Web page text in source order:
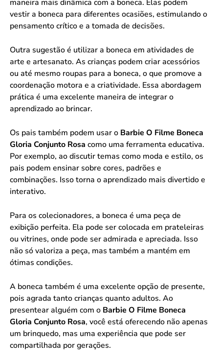
maneira mais dinâmica com a boneca. Elas podem
vestir a boneca para diferentes ocasiões, estimulando o
pensamento crítico e a tomada de decisões.
Outra sugestão é utilizar a boneca em atividades de
arte e artesanato. As crianças podem criar acessórios
ou até mesmo roupas para a boneca, o que promove a
coordenação motora e a criatividade. Essa abordagem
prática é uma excelente maneira de integrar o
aprendizado ao brincar.
Os pais também podem usar o Barbie O Filme Boneca
Gloria Conjunto Rosa como uma ferramenta educativa.
Por exemplo, ao discutir temas como moda e estilo, os
pais podem ensinar sobre cores, padrões e
combinações. Isso torna o aprendizado mais divertido e
interativo.
Para os colecionadores, a boneca é uma peça de
exibição perfeita. Ela pode ser colocada em prateleiras
ou vitrines, onde pode ser admirada e apreciada. Isso
não só valoriza a peça, mas também a mantém em
ótimas condições.
A boneca também é uma excelente opção de presente,
pois agrada tanto crianças quanto adultos. Ao
presentear alguém com o Barbie O Filme Boneca
Gloria Conjunto Rosa, você está oferecendo não apenas
um brinquedo, mas uma experiência que pode ser
compartilhada por gerações.